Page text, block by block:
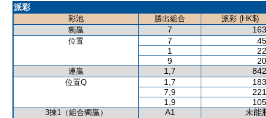
派彩
彩池 勝出組合
派彩 (HK$)
獨贏
7
位置 7
1
9
連贏 1,7
位置Q 1,7
7,9
1,9
3揀1（組合獨贏） A1
未能